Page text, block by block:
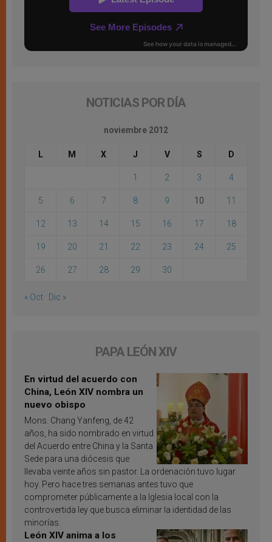
NOTICIAS POR DÍA
noviembre 2012
L M X J V S D
1 2 3 4
5 6 7 8 9 10 11
12 13 14 15 16 17 18
19 20 21 22 23 24 25
26 27 28 29 30
« Oct Dic »
PAPA LEÓN XIV
En virtud del acuerdo con
China, León XIV nombra un
nuevo obispo
Mons. Chang Yanfeng, de 42
años, ha sido nombrado en virtud
del Acuerdo entre China y la Santa
Sede para una diócesis que
llevaba veinte años sin pastor. La ordenación tuvo lugar
hoy. Pero hace tres semanas antes tuvo que
comprometer públicamente a la Iglesia local con la
controvertida ley que busca eliminar la identidad de las
minorías.
León XIV anima a los